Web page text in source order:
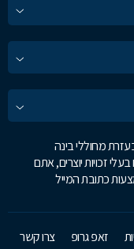
מחוללי בינה
זכויות יוצרים, אתם
כתובת המייל
זאפ גרופ צרו קשר